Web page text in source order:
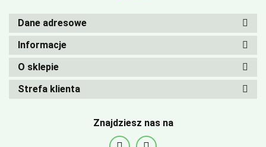
Dane adresowe
Informacje
O sklepie
Strefa klienta
Znajdziesz nas na